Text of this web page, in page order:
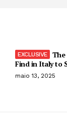
The
Find in Italy to
maio 13, 2025